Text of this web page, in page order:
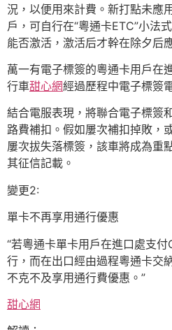
況，以便用來計費。新打點未應
戶，可自行在“粵通卡ETC”小法
能否激活，激活后才幹在除夕后
萬一有電子標簽的粵通卡用戶在
行車甜心網經過歷程中電子標簽
結合電服表現，將聯合電子標簽
路費補扣。假如屢次補扣掉敗，
屢次拔失落標簽，該車將成為重
其征信記載。
變更2:
單卡不再享用通行優惠
“若粵通卡單卡用戶在進口處支
行，而在出口經由過程粵通卡交
不克不及享用通行費優惠。”
甜心網